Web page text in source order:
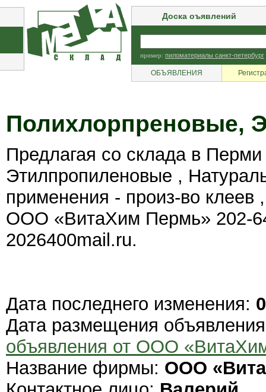
Доска оъявлений
пример: пиломатериалы санкт-петербург
ОБЪЯВЛЕНИЯ
Полихлорпреновые,
Предлагая со склада в
Этилпропиленовые ,
применения - произ-во
ООО «ВитаХим Пермь» 202-
2026400mail.ru.
Дата последнего изменения:
Дата размещения
объявления от ООО
Название фирмы: ООО